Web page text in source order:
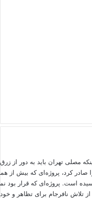
مصلی تهران باید به دور از
کرد، پروژه‌ای که بیش از
است. پروژه‌ای که قرار بود
از تلاش نافرجام برای تظاهر و